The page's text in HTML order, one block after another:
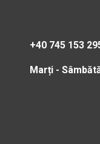
+40 745 153
Marți -